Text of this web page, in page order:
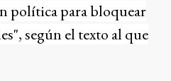
política para bloquear
según el texto al que